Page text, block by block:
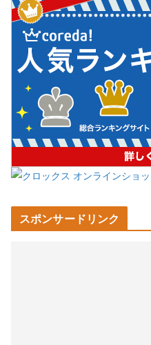
スポンサードリンク